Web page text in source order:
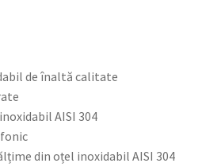
de înaltă calitate
AISI 304
din oțel inoxidabil AISI 304